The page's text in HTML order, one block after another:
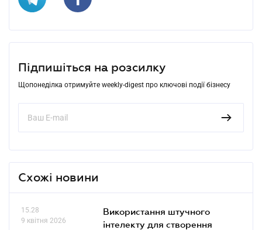
Підпишіться на розсилку
Щопонеділка отримуйте weekly-digest про ключові події бізнесу
Схожі новини
15.28
9 квітня 2026
Використання штучного
інтелекту для створення